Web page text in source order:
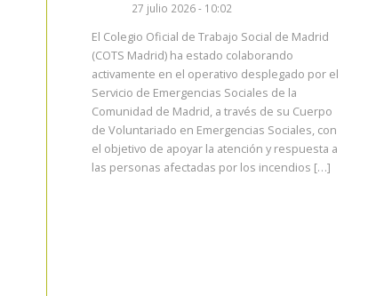
27 julio 2026 - 10:02
El Colegio Oficial de Trabajo Social de Madrid
(COTS Madrid) ha estado colaborando
activamente en el operativo desplegado por el
Servicio de Emergencias Sociales de la
Comunidad de Madrid, a través de su Cuerpo
de Voluntariado en Emergencias Sociales, con
el objetivo de apoyar la atención y respuesta a
las personas afectadas por los incendios […]